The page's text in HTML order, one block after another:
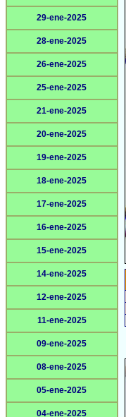
29-ene-2025
28-ene-2025
26-ene-2025
25-ene-2025
21-ene-2025
20-ene-2025
19-ene-2025
18-ene-2025
17-ene-2025
16-ene-2025
15-ene-2025
14-ene-2025
12-ene-2025
11-ene-2025
09-ene-2025
08-ene-2025
05-ene-2025
04-ene-2025